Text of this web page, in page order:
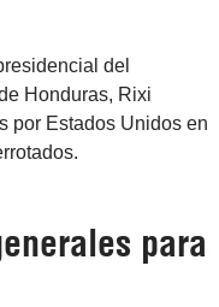
del
Honduras, Rixi
por Estados Unidos en
para